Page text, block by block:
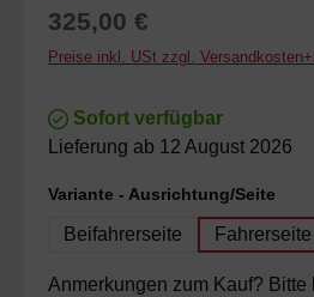
Regulärer Preis:
325,00 €
Preise inkl. USt zzgl.
Sofort verfügbar
Lieferung ab 12 August 2026
Variante - Ausrichtung/Seite
Beifahrerseite Fahrerseite
Anmerkungen zum Kauf? Bitte